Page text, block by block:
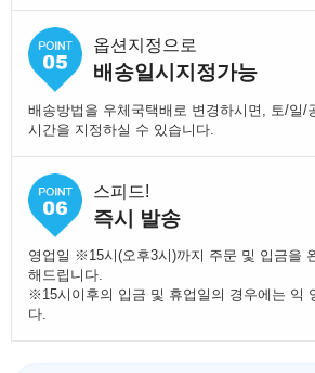
옵션지정으로
배송일시지정가능
배송방법을 우체국택배로 변경하시면, 토/일/
시간을 지정하실 수 있습니다.
스피드!
즉시 발송
영업일 ※15시(오후3시)까지 주문 및 입금을
해드립니다.
※15시이후의 입금 및 휴업일의 경우에는 익
다.